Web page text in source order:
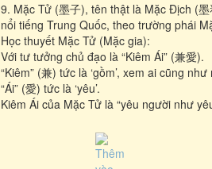
9. Mặc Tử (墨子), tên thật là Mặc Địch (
nổi tiếng Trung Quốc, theo trường phái
Học thuyết Mặc Tử (Mặc gia):
Với tư tưởng chủ đạo là “Kiêm Ái” (兼愛).
“Kiêm” (兼) tức là ‘gồm’, xem ai cũng như
“Ái” (愛) tức là ‘yêu’.
Kiêm Ái của Mặc Tử là “yêu người như